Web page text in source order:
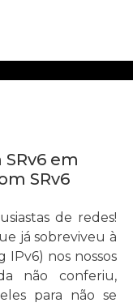
em
SRv6
de redes!
já sobreviveu à
IPv6) nos nossos
não conferiu,
para não se